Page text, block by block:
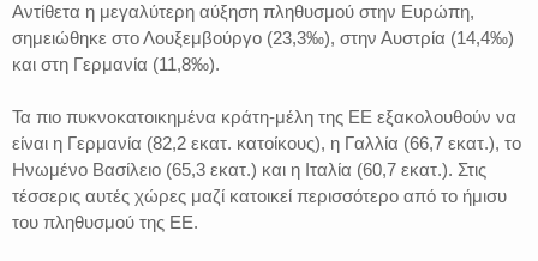
Αντίθετα η μεγαλύτερη αύξηση πληθυσμού στην Ευρώπη,
σημειώθηκε στο Λουξεμβούργο (23,3‰), στην Αυστρία (14,4‰)
και στη Γερμανία (11,8‰).
Τα πιο πυκνοκατοικημένα κράτη-μέλη της ΕΕ εξακολουθούν να
είναι η Γερμανία (82,2 εκατ. κατοίκους), η Γαλλία (66,7 εκατ.), το
Ηνωμένο Βασίλειο (65,3 εκατ.) και η Ιταλία (60,7 εκατ.). Στις
τέσσερις αυτές χώρες μαζί κατοικεί περισσότερο από το ήμισυ
του πληθυσμού της ΕΕ.